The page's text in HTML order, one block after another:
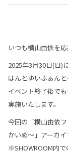
いつも横山由依を
2025年3月30日(日)
はんとゆいふぁん
イベント終了後で
実施いたします。
今回の「横山由依
かいめ～」アーカイ
※SHOWROOM内で